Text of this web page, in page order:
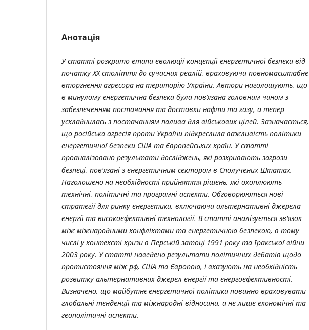
Анотація
У статті розкрито етапи еволюції концепції енергетичної безпеки від
початку XX століття до сучасних реалій, враховуючи повномасштабне
вторгнення агресора на територію України. Автори наголошують, що
в минулому енергетична безпека була пов’язана головним чином з
забезпеченням постачання та доставки нафти та газу, а тепер
ускладнилась з постачанням палива для військових цілей. Зазначається,
що російська агресія проти України підкреслила важливість політики
енергетичної безпеки США та Європейських країн. У статті
проаналізовано результати досліджень, які розкривають загрози
безпеці, пов'язані з енергетичним сектором в Сполучених Штатах.
Наголошено на необхідності прийняття рішень, які охоплюють
технічні, політичні та програмні аспекти. Обговорюються нові
стратегії для ринку енергетики, включаючи альтернативні джерела
енергії та високоефективні технології. В статті аналізується зв'язок
між міжнародними конфліктами та енергетичною безпекою, в тому
числі у контексті кризи в Перській затоці 1991 року та Іракської війни
2003 року. У статті наведено результати політичних дебатів щодо
протистояння між рф, США та Європою, і вказують на необхідність
розвитку альтернативних джерел енергії та енергоефективності.
Визначено, що майбутнє енергетичної політики повинно враховувати
глобальні тенденції та міжнародні відносини, а не лише економічні та
геополітичні аспекти.